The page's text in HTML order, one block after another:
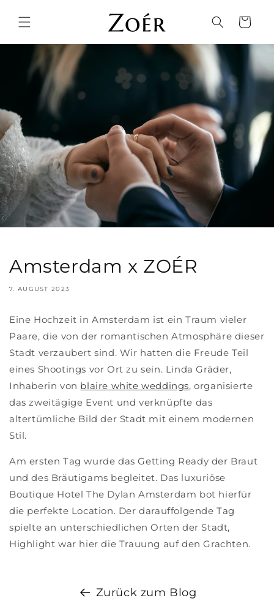
Inhalt
Warenkorb
Amsterdam x ZOÉR
7. AUGUST 2023
Eine Hochzeit in Amsterdam ist ein Traum vieler
Paare, die von der romantischen Atmosphäre dieser
Stadt verzaubert sind. Wir hatten die Freude Teil
eines Shootings vor Ort zu sein. Linda Gräder,
Inhaberin von blaire white weddings, organisierte
das zweitägige Event und verknüpfte das
altertümliche Bild der Stadt mit einem modernen
Stil.
Am ersten Tag wurde das Getting Ready der Braut
und des Bräutigams begleitet. Das luxuriöse
Boutique Hotel The Dylan Amsterdam bot hierfür
die perfekte Location. Der darauffolgende Tag
spielte an unterschiedlichen Orten der Stadt,
Highlight war hier die Trauung auf den Grachten.
Zurück zum Blog